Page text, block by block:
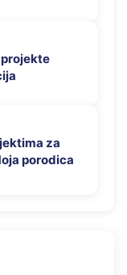
za
porodica